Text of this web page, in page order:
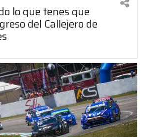
lo que tenes que
del Callejero de